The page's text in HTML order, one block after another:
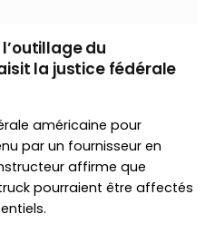
du
la justice fédérale
américaine pour
par un fournisseur en
affirme que
pourraient être affectés